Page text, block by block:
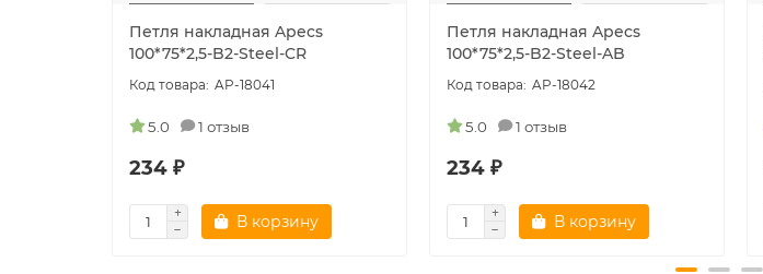
Петля накладная Apecs
100*75*2,5-B2-Steel-CR
AP-18041
5.0 1 отзыв
234 ₽
В корзину
Петля накладная Apecs
100*75*2,5-B2-Steel-AB
AP-18042
5.0 1 отзыв
234 ₽
В корзину